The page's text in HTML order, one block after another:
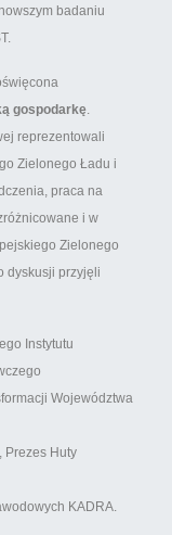
badaniu
gospodarkę.
reprezentowali
Zielonego Ładu i
praca na
i w
Zielonego
dyskusji przyjęli
Instytutu
Województwa
Prezes Huty
KADRA.